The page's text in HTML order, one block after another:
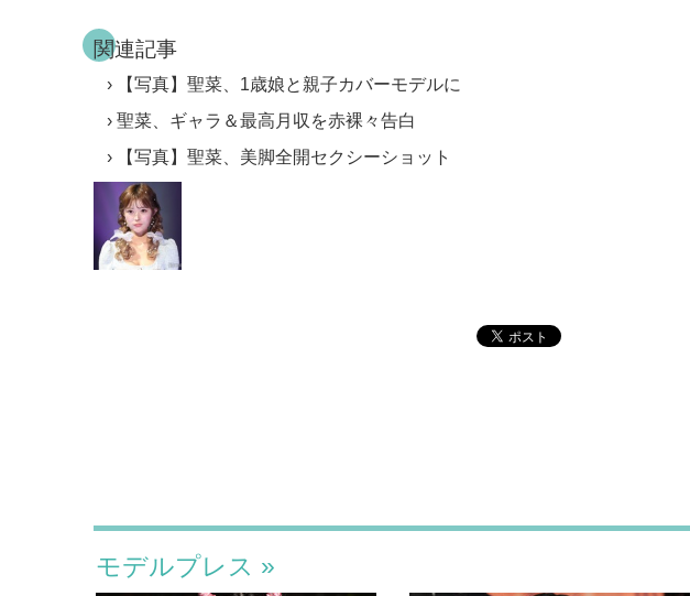
関連記事
【写真】聖菜、1歳娘と親子カバーモデルに
聖菜、ギャラ＆最高月収を赤裸々告白
【写真】聖菜、美脚全開セクシーショット
モデルプレス